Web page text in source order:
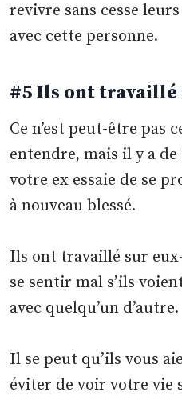
revivre sans cesse
avec cette personne.
#5 Ils ont travaillé
Ce n’est peut-être pas
entendre, mais il y a
votre ex essaie de se
à nouveau blessé.
Ils ont travaillé sur
se sentir mal s’ils
avec quelqu’un d’autre.
Il se peut qu’ils vous
éviter de voir votre vie